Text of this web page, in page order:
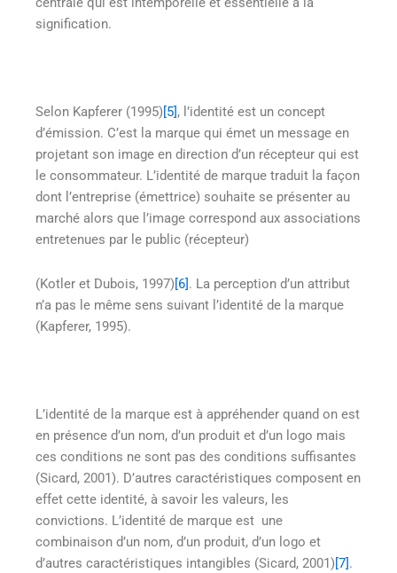
signification.
Selon Kapferer (1995)[5], l’identité est un concept
d’émission. C’est la marque qui émet un message en
projetant son image en direction d’un récepteur qui est
le consommateur. L’identité de marque traduit la façon
dont l’entreprise (émettrice) souhaite se présenter au
marché alors que l’image correspond aux associations
entretenues par le public (récepteur)
(Kotler et Dubois, 1997)[6]. La perception d’un attribut
n’a pas le même sens suivant l’identité de la marque
(Kapferer, 1995).
L’identité de la marque est à appréhender quand on est
en présence d’un nom, d’un produit et d’un logo mais
ces conditions ne sont pas des conditions suffisantes
(Sicard, 2001). D’autres caractéristiques composent en
effet cette identité, à savoir les valeurs, les
convictions. L’identité de marque est une
combinaison d’un nom, d’un produit, d’un logo et
d’autres caractéristiques intangibles (Sicard, 2001)[7].